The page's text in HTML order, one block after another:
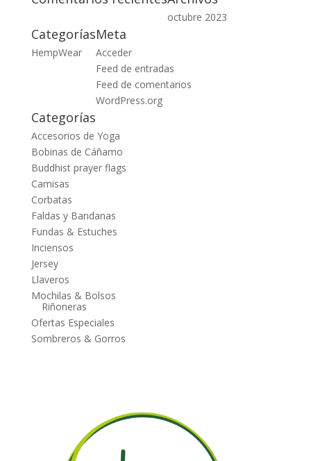
octubre 2023
Categorías
HempWear
Meta
Acceder
Feed de entradas
Feed de comentarios
WordPress.org
Categorías
Accesorios de Yoga
Bobinas de Cáñamo
Buddhist prayer flags
Camisas
Corbatas
Faldas y Bandanas
Fundas & Estuches
Inciensos
Jersey
Llaveros
Mochilas & Bolsos
Riñoneras
Ofertas Especiales
Sombreros & Gorros